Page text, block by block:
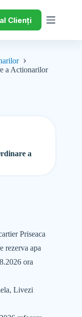
Clienți
a Actionarilor
a
Priseaca
rezerva apa
ora
Livezi